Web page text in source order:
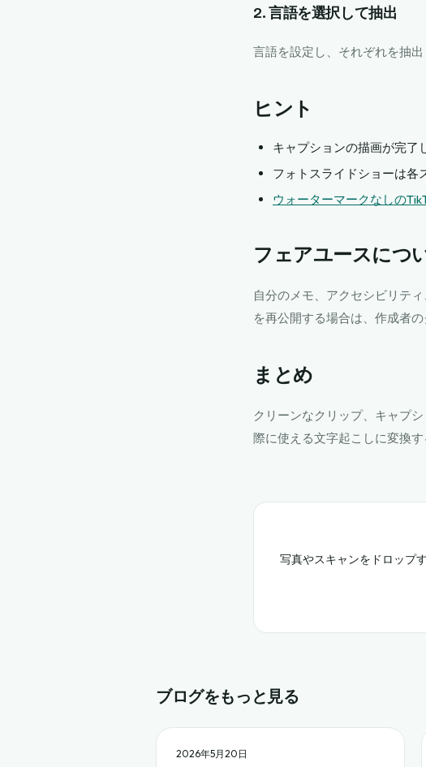
2. 言語を選択して抽出
言語を設定し、それぞれを抽
ヒント
キャプションの描画が完了
フォトスライドショーは各
ウォーターマークなしの
フェアユースにつ
自分のメモ、アクセシビリテ
を再公開する場合は、作成者
まとめ
クリーンなクリップ、キャプ
際に使える文字起こしに変換す
写真やスキャンをドロップ
ブログをもっと見る
2026年5月20日